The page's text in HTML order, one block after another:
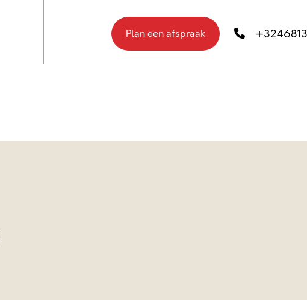
Plan een afspraak